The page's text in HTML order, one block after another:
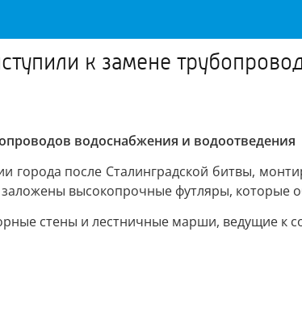
к замене
водоснабжения и водоотведения
города после Сталинградской битвы,
высокопрочные футляры, которые
стены и лестничные марши, ведущие к